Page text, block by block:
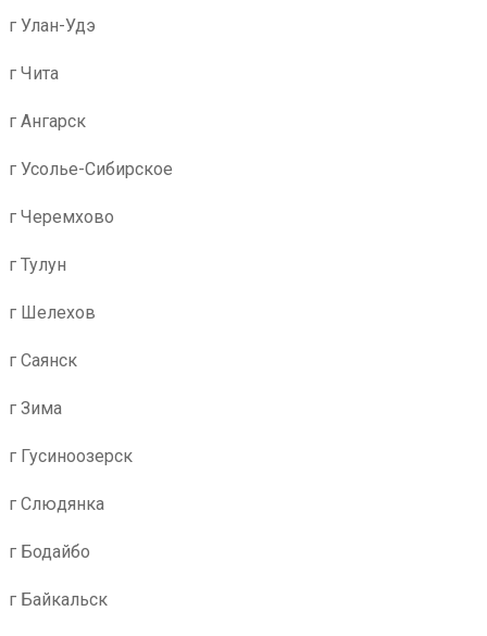
г Улан-Удэ
г Чита
г Ангарск
г Усолье-Сибирское
г Черемхово
г Тулун
г Шелехов
г Саянск
г Зима
г Гусиноозерск
г Слюдянка
г Бодайбо
г Байкальск